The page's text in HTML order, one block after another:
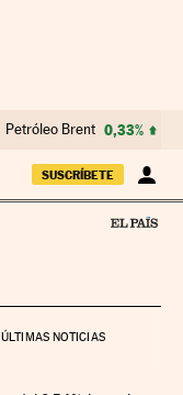
Petróleo Brent 0,33%
SUSCRÍBETE
ÚLTIMAS NOTICIAS